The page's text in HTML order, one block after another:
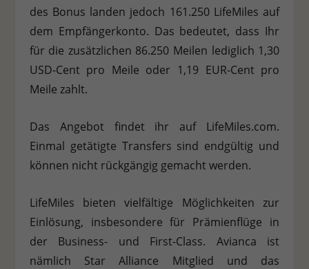
des Bonus landen jedoch 161.250 LifeMiles auf
dem Empfängerkonto. Das bedeutet, dass Ihr
für die zusätzlichen 86.250 Meilen lediglich 1,30
USD-Cent pro Meile oder 1,19 EUR-Cent pro
Meile zahlt.
Das Angebot findet ihr auf LifeMiles.com.
Einmal getätigte Transfers sind endgültig und
können nicht rückgängig gemacht werden.
LifeMiles bieten vielfältige Möglichkeiten zur
Einlösung, insbesondere für Prämienflüge in
der Business- und First-Class. Avianca ist
nämlich Star Alliance Mitglied und das
Statistiken (1)
Statistik Cookies erfassen Informationen anonym. Diese Informationen
helfen uns zu verstehen, wie unsere Besucher unsere Website nutzen.
Inhalte von Videoplattformen und Social-Media-Plattformen werden
standardmäßig blockiert. Wenn Cookies von externen Medien akzeptiert
werden, bedarf der Zugriff auf diese Inhalte keiner manuellen
Einwilligung mehr.
Datenschutzerklärung Impressum